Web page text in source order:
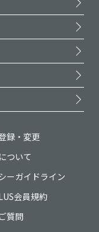
録・変更
ついて
ーガイドライン
会員規約
質問